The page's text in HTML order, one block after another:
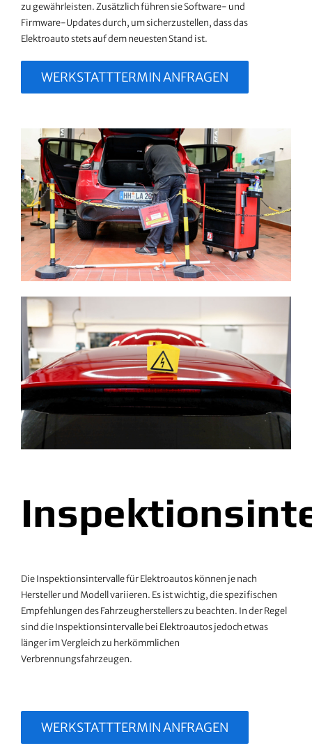
zu gewährleisten. Zusätzlich führen sie Software- und
Firmware-Updates durch, um sicherzustellen, dass das
Elektroauto stets auf dem neuesten Stand ist.
WERKSTATTTERMIN ANFRAGEN
Die Inspektionsintervalle für Elektroautos können je nach
Hersteller und Modell variieren. Es ist wichtig, die spezifischen
Empfehlungen des Fahrzeugherstellers zu beachten. In der Regel
sind die Inspektionsintervalle bei Elektroautos jedoch etwas
länger im Vergleich zu herkömmlichen
Verbrennungsfahrzeugen.
WERKSTATTTERMIN ANFRAGEN